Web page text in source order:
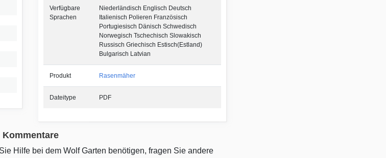
Verfügbare
Sprachen
Niederländisch Englisch Deutsch
Italienisch Polieren Französisch
Portugiesisch Dänisch Schwedisch
Norwegisch Tschechisch Slowakisch
Russisch Griechisch Estisch(Estland)
Bulgarisch Latvian
Produkt Rasenmäher
Dateitype PDF
Kommentare
Hilfe bei dem Wolf Garten benötigen, fragen Sie andere